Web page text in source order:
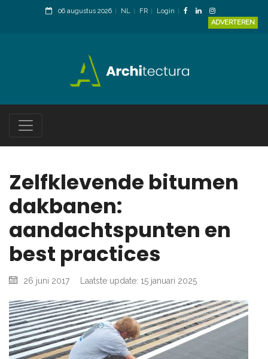
06 augustus 2026 NL FR
Login
ADVERTEREN
Zelfklevende bitumen
dakbanen:
aandachtspunten en
best practices
26 juni 2017 Laatste update: 15 januari 2025